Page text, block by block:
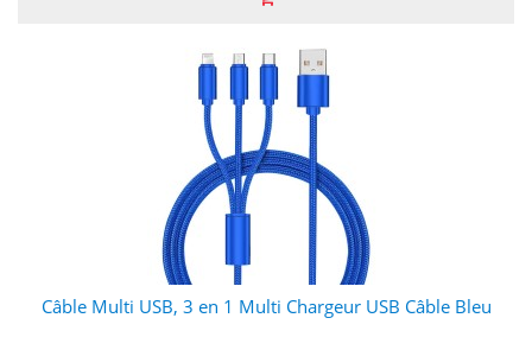
Câble Multi USB, 3 en 1 Multi Chargeur USB Câble Bleu